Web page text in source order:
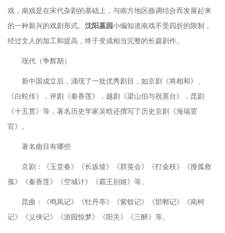
戏，南戏是在宋代杂剧的基础上，与南方地区曲调结合而发展起来
的一种新兴的戏剧形式。 沈阳墓园小编知道南戏不受四折的限制，
经过文人的加工和提高，终于变成相当完整的长篇剧作。
现代（争辉期）
新中国成立后，涌现了一批优秀剧目，如京剧《将相和》、
《白蛇传》，评剧《秦香莲》，越剧《梁山伯与祝英台》，昆剧
《十五贯》等，著名历史学家吴晗还撰写了历史京剧《海瑞罢
官》。
著名曲目有哪些
京剧：《玉堂春》《长坂坡》《群英会》《打金枝》《搜孤救
孤》《秦香莲》《空城计》《霸王别姬》等。
昆曲：《鸣凤记》《牡丹亭》《紫钗记》《邯郸记》《南柯
记》《义侠记》《游园惊梦》《阳关》《三醉》等。